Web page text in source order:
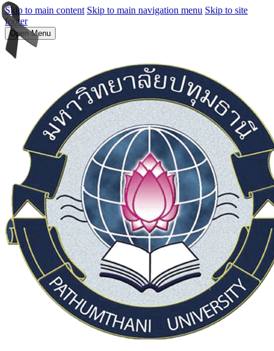
Skip to main content Skip to main navigation menu Skip to site
footer
Open Menu